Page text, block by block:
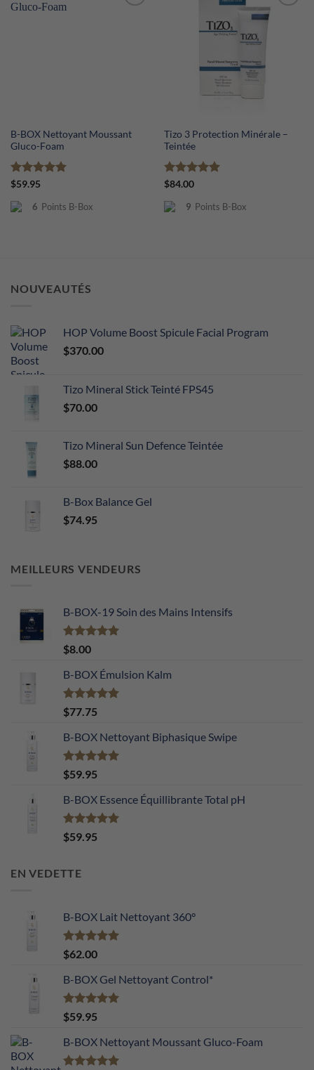
B-BOX Nettoyant Moussant
Gluco-Foam
Note5
$59.95
6 Points B-Box
Tizo 3 Protection Minérale –
Teintée
Note5
$84.00
9 Points B-Box
NOUVEAUTÉS
HOP Volume Boost Spicule Facial Program
$370.00
Tizo Mineral Stick Teinté FPS45
$70.00
Tizo Mineral Sun Defence Teintée
$88.00
B-Box Balance Gel
$74.95
MEILLEURS VENDEURS
B-BOX-19 Soin des Mains Intensifs
Note5.00
sur 5
$8.00
B-BOX Émulsion Kalm
Note5.00
sur 5
$77.75
B-BOX Nettoyant Biphasique Swipe
Note5.00
sur 5
$59.95
B-BOX Essence Équillibrante Total pH
Note5.00
sur 5
$59.95
EN VEDETTE
B-BOX Lait Nettoyant 360°
Note5.00
sur 5
$62.00
B-BOX Gel Nettoyant Control*
Note5.00
sur 5
$59.95
B-BOX Nettoyant Moussant Gluco-Foam